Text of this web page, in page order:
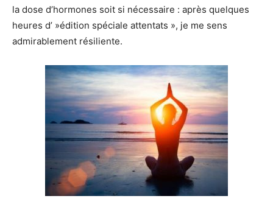
la dose d’hormones soit si nécessaire : après quelques
heures d’ »édition spéciale attentats », je me sens
admirablement résiliente.